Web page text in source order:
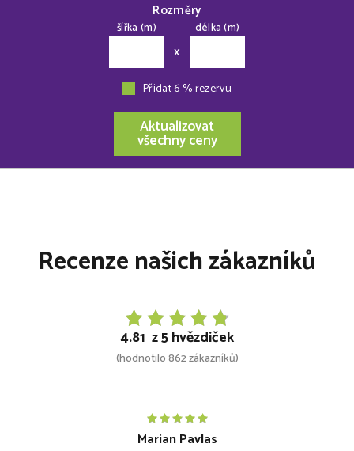
Rozměry
šířka (m)
x
délka (m)
Přidat 6 % rezervu
Aktualizovat
všechny ceny
Recenze našich zákazníků
4.81 z 5 hvězdiček
(hodnotilo 862 zákazníků)
Marian Pavlas